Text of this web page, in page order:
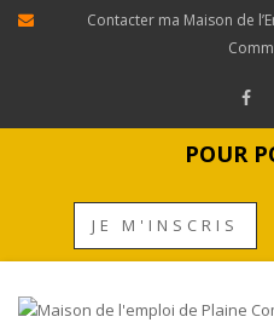
Contacter ma Maison de
POUR
JE M'INSCRIS